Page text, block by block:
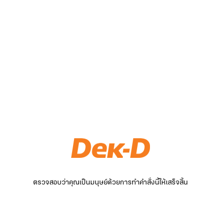
ตรวจสอบว่าคุณเป็นมนุษย์ด้วยการทำคำสั่งนี้ให้เสร็จสิ้น